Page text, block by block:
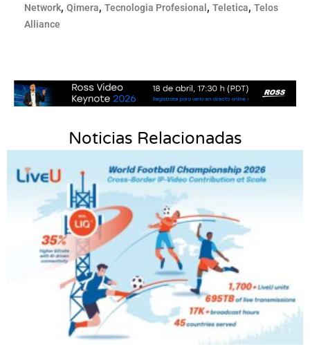
Network, Qimera, Tecnologia Profesional , Teletica, Telos
Alliance
Noticias Relacionadas